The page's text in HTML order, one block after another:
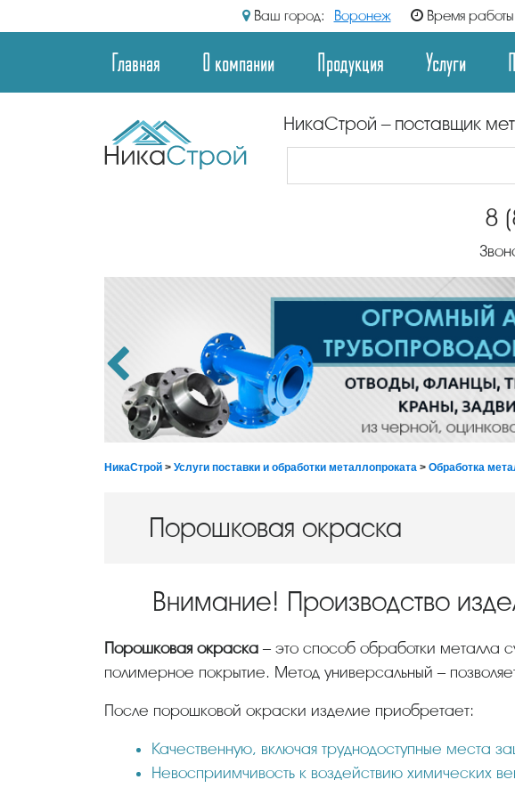
Ваш город: Воронеж Время
Главная О компании Продукция Услуги
НикаСтрой – поставщик
8
НикаСтрой > Услуги поставки и обработки металлопроката > Обработка
Порошковая окраска
Внимание! Производство
Порошковая окраска – это способ обработки металла
полимерное покрытие. Метод универсальный –
После порошковой окраски изделие приобретает:
Качественную, включая труднодоступные места
Невосприимчивость к воздействию химических